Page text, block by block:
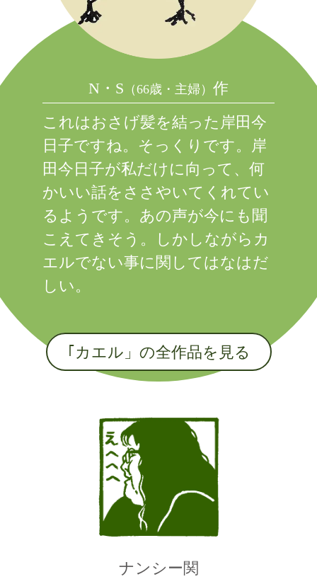
N・S （66歳・主婦） 作
これはおさげ髪を結った岸田今
日子ですね。そっくりです。岸
田今日子が私だけに向って、何
かいい話をささやいてくれてい
るようです。あの声が今にも聞
こえてきそう。しかしながらカ
エルでない事に関してはなはだ
しい。
｢カエル」の全作品を見る
ナンシー関